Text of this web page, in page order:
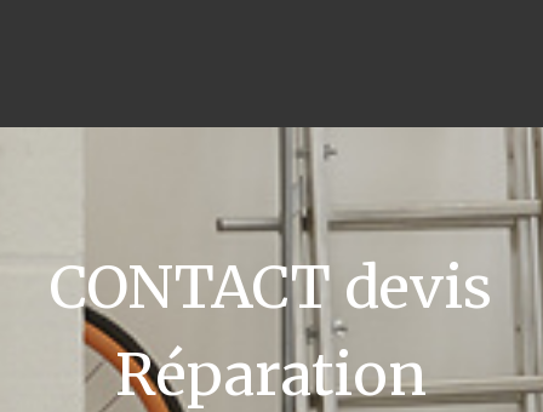
CONTACT devis
Réparation